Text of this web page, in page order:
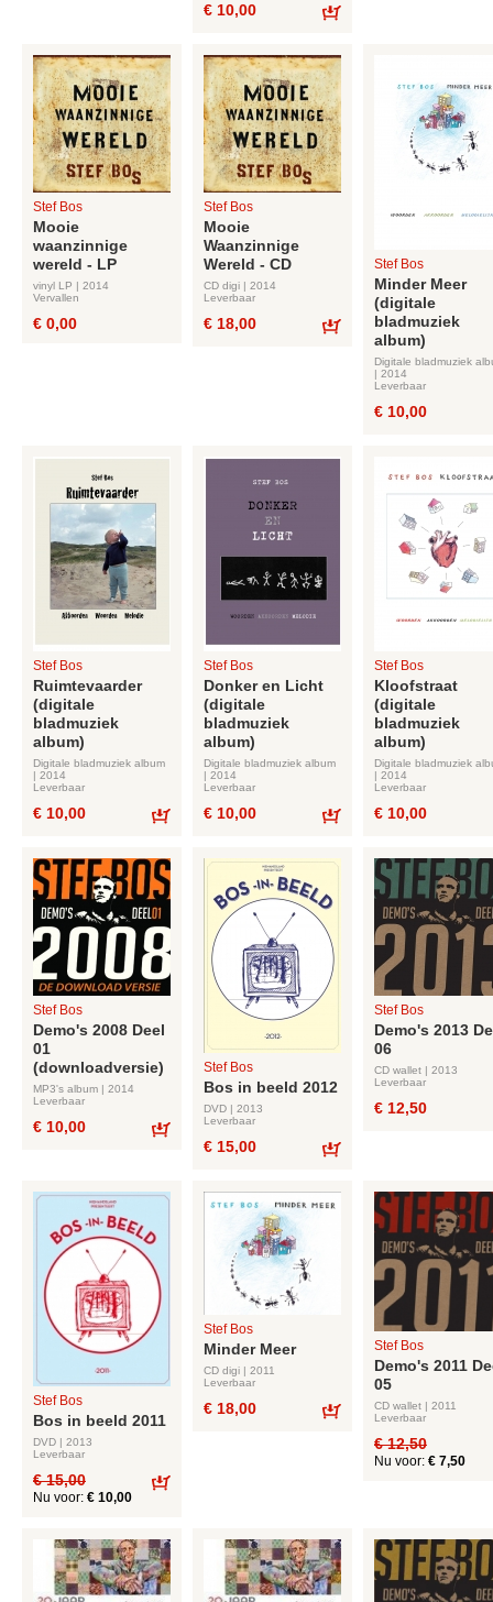
€ 10,00
Stef Bos
Mooie
waanzinnige
wereld - LP
vinyl LP | 2014
Vervallen
€ 0,00
Stef Bos
Mooie
Waanzinnige
Wereld - CD
CD digi | 2014
Leverbaar
€ 18,00
Stef Bos
Minder Meer
(digitale
bladmuziek
album)
Digitale bladmuziek
| 2014
Leverbaar
€ 10,00
Stef Bos
Ruimtevaarder
(digitale
bladmuziek
album)
Digitale bladmuziek album
| 2014
Leverbaar
€ 10,00
Stef Bos
Donker en Licht
(digitale
bladmuziek
album)
Digitale bladmuziek album
| 2014
Leverbaar
€ 10,00
Stef Bos
Kloofstraat
(digitale
bladmuziek
album)
Digitale bladmuziek
| 2014
Leverbaar
€ 10,00
Stef Bos
Demo's 2008 Deel
01
(downloadversie)
MP3's album | 2014
Leverbaar
€ 10,00
Stef Bos
Bos in beeld 2012
DVD | 2013
Leverbaar
€ 15,00
Stef Bos
Demo's 2013
06
CD wallet | 2013
Leverbaar
€ 12,50
Stef Bos
Bos in beeld 2011
DVD | 2013
Leverbaar
€ 15,00
Nu voor: € 10,00
Stef Bos
Minder Meer
CD digi | 2011
Leverbaar
€ 18,00
Stef Bos
Demo's 2011
05
CD wallet | 2011
Leverbaar
€ 12,50
Nu voor: € 7,50